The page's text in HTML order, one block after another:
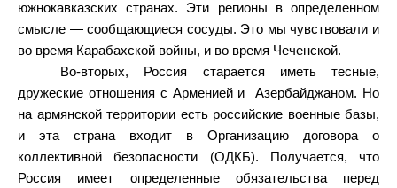
южнокавказских странах. Эти регионы в определенном
смысле — сообщающиеся сосуды. Это мы чувствовали и
во время Карабахской войны, и во время Чеченской.
Во-вторых, Россия старается иметь тесные,
дружеские отношения с Арменией и
Азербайджаном. Но
на армянской территории есть российские военные базы,
и эта страна входит в Организацию договора о
коллективной безопасности (ОДКБ). Получается, что
Россия имеет определенные обязательства перед